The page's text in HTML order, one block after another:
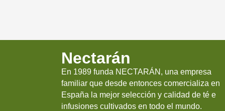
Nectarán
En 1989 funda NECTARÁN, una empresa
familiar que desde entonces comercializa en
España la mejor selección y calidad de té e
infusiones cultivados en todo el mundo.